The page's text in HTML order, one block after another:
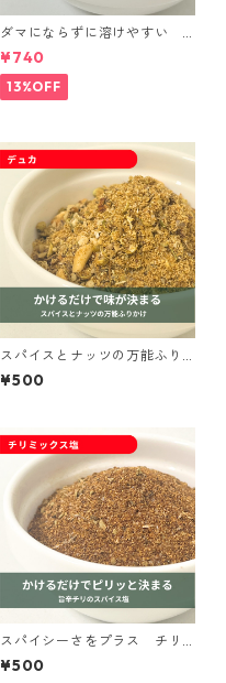
ダマにならずに溶けやすい
カレー調理パウダー マイル
ド｜spice roomイージーシリ
ーズ
¥740
13%OFF
スパイスとナッツの万能ふり
かけ デュカ｜spice roomイ
ージーシリーズ
¥500
スパイシーさをプラス チリ
ミックス塩｜spice roomイー
ジーシリーズ
¥500